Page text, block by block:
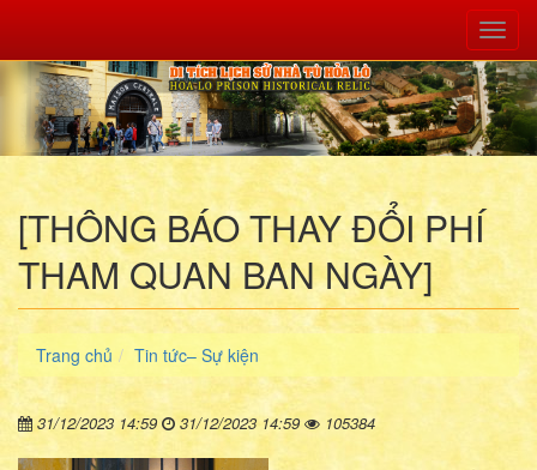
Nav
[THÔNG BÁO THAY ĐỔI PHÍ
THAM QUAN BAN NGÀY]
Trang chủ Tin tức– Sự kiện
31/12/2023 14:59 31/12/2023 14:59 105384